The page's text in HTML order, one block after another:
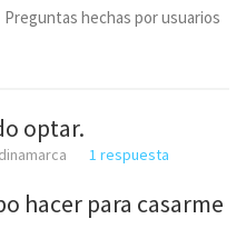
Preguntas hechas por usuarios
optar.
1 respuesta
hacer para casarme